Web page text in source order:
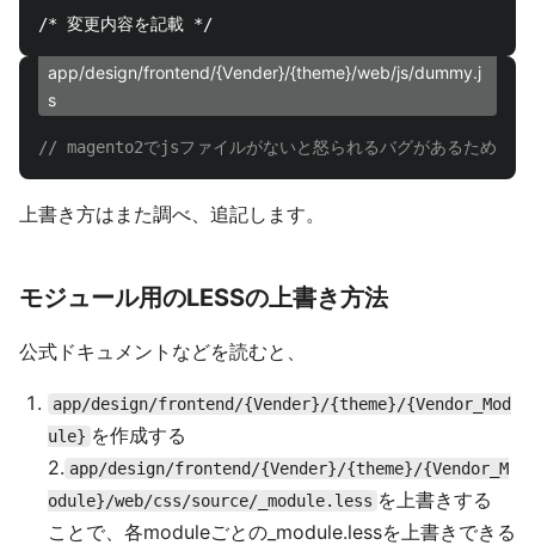
app/design/frontend/{Vender}/{theme}/web/js/dummy.j
s
// magento2でjsファイルがないと怒られるバグがあるため、
上書き方はまた調べ、追記します。
モジュール用のLESSの上書き方法
公式ドキュメントなどを読むと、
app/design/frontend/{Vender}/{theme}/{Vendor_Mod
ule} を作成する
2. app/design/frontend/{Vender}/{theme}/{Vendor_M
odule}/web/css/source/_module.less を上書きする
ことで、各moduleごとの_module.lessを上書きできる